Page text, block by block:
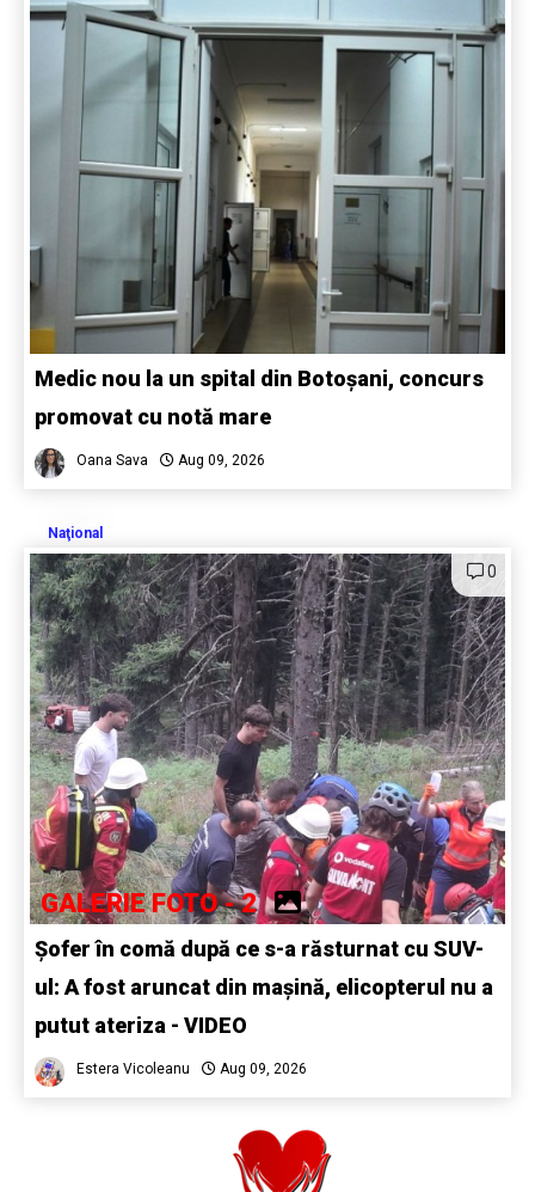
Medic nou la un spital din Botoșani, concurs
promovat cu notă mare
Oana Sava Aug 09, 2026
Naţional
0
GALERIE FOTO - 2
Șofer în comă după ce s-a răsturnat cu SUV-
ul: A fost aruncat din mașină, elicopterul nu a
putut ateriza - VIDEO
Estera Vicoleanu Aug 09, 2026